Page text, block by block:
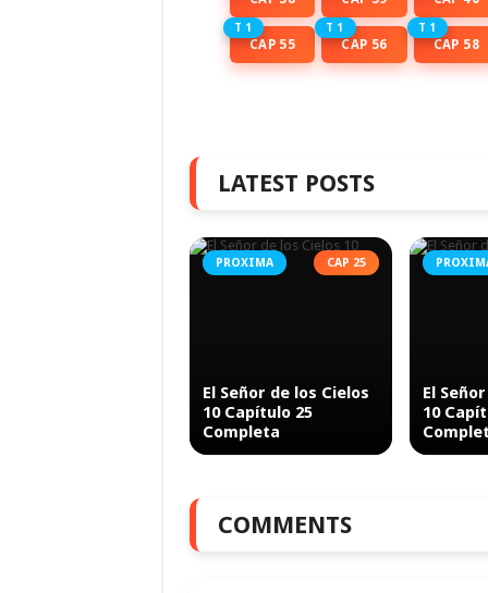
T 1
CAP 55
T 1
CAP 56
T 1
CAP 58
LATEST POSTS
PROXIMA CAP 25
El Señor de los Cielos
10 Capítulo 25
Completa
El
10
COMMENTS